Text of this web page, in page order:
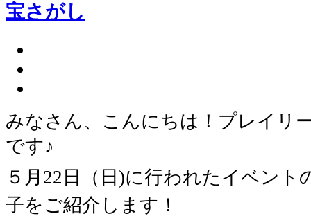
宝さがし
みなさん、こんにちは！プレイリ
です♪
５月22日（日)に行われたイベント
子をご紹介します！